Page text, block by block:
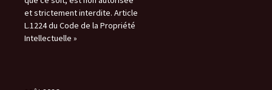
et strictement interdite. Article
L.1224 du Code de la Propriété
Intellectuelle »